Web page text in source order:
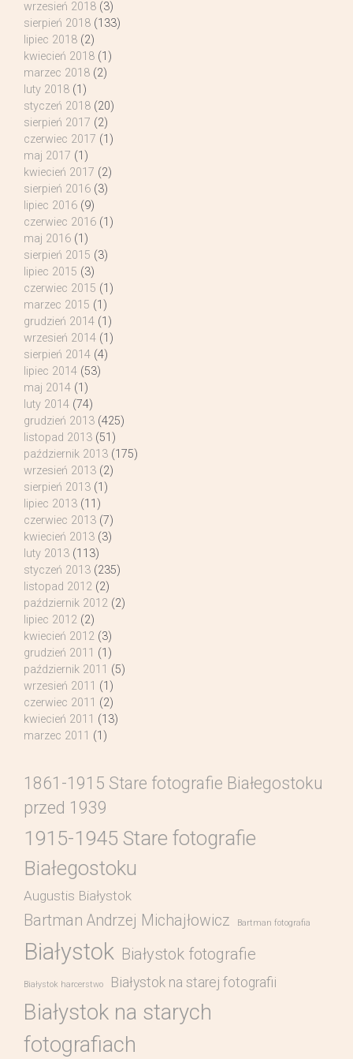
wrzesień 2018 (3)
sierpień 2018 (133)
lipiec 2018 (2)
kwiecień 2018 (1)
marzec 2018 (2)
luty 2018 (1)
styczeń 2018 (20)
sierpień 2017 (2)
czerwiec 2017 (1)
maj 2017 (1)
kwiecień 2017 (2)
sierpień 2016 (3)
lipiec 2016 (9)
czerwiec 2016 (1)
maj 2016 (1)
sierpień 2015 (3)
lipiec 2015 (3)
czerwiec 2015 (1)
marzec 2015 (1)
grudzień 2014 (1)
wrzesień 2014 (1)
sierpień 2014 (4)
lipiec 2014 (53)
maj 2014 (1)
luty 2014 (74)
grudzień 2013 (425)
listopad 2013 (51)
październik 2013 (175)
wrzesień 2013 (2)
sierpień 2013 (1)
lipiec 2013 (11)
czerwiec 2013 (7)
kwiecień 2013 (3)
luty 2013 (113)
styczeń 2013 (235)
listopad 2012 (2)
październik 2012 (2)
lipiec 2012 (2)
kwiecień 2012 (3)
grudzień 2011 (1)
październik 2011 (5)
wrzesień 2011 (1)
czerwiec 2011 (2)
kwiecień 2011 (13)
marzec 2011 (1)
1861-1915 Stare fotografie Białegostoku
przed 1939
1915-1945 Stare fotografie
Białegostoku
Augustis Białystok
Bartman Andrzej Michajłowicz Bartman fotografia
Białystok Białystok fotografie
Białystok harcerstwo Białystok na starej fotografii
Białystok na starych
fotografiach